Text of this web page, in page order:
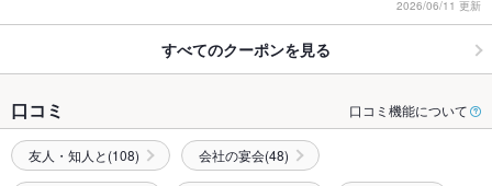
2026/06/11 更新
すべてのクーポンを見る
口コミ 口コミ機能について
友人・知人と(108) 会社の宴会(48)